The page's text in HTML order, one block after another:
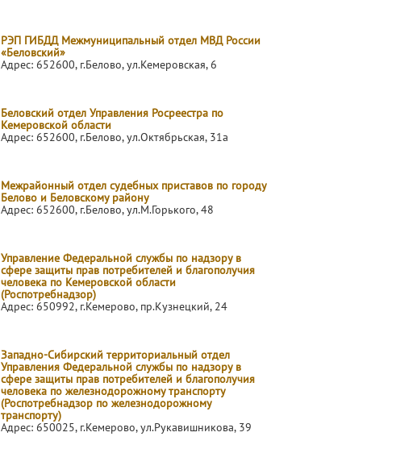
РЭП ГИБДД Межмуниципальный отдел МВД России
«Беловский»
Адрес: 652600, г.Белово, ул.Кемеровская, 6
Беловский отдел Управления Росреестра по
Кемеровской области
Адрес: 652600, г.Белово, ул.Октябрьская, 31а
Межрайонный отдел судебных приставов по городу
Белово и Беловскому району
Адрес: 652600, г.Белово, ул.М.Горького, 48
Управление Федеральной службы по надзору в
сфере защиты прав потребителей и благополучия
человека по Кемеровской области
(Роспотребнадзор)
Адрес: 650992, г.Кемерово, пр.Кузнецкий, 24
Западно-Сибирский территориальный отдел
Управления Федеральной службы по надзору в
сфере защиты прав потребителей и благополучия
человека по железнодорожному транспорту
(Роспотребнадзор по железнодорожному
транспорту)
Адрес: 650025, г.Кемерово, ул.Рукавишникова, 39